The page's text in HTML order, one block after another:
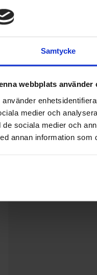
Samtycke
webbplats använder
använder
medier och
de sociala medier och
annan information som